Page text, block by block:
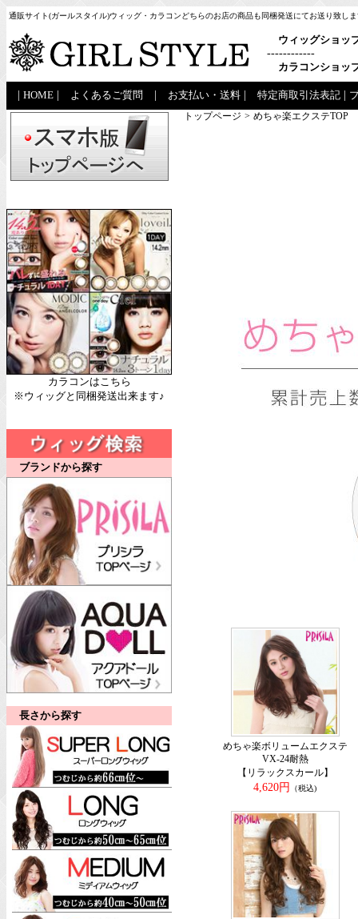
通販サイト(ガールスタイル)ウィッグ・カラコンどちらのお店の商品も同梱発送にてお送り致し
ウィッグショッ
------------
カラコンショッ
HOME よくあるご質問 お支払い・送料 特定商取引法表記
カラコンはこちら
※ウィッグと同梱発送出来ます♪
ブランドから探す
長さから探す
トップページ > めちゃ楽エクステTOP
めちゃ楽ボリュームエクステ
VX-24耐熱
【リラックスカール】
4,620円
（税込)